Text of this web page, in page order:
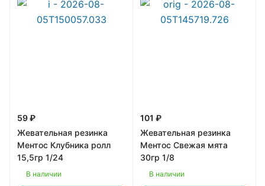
59 ₽
Жевательная резинка
Ментос Клубника ролл
15,5гр 1/24
В наличии
101 ₽
Жевательная резинка
Ментос Свежая мята
30гр 1/8
В наличии